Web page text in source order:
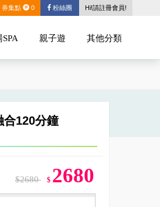
Hi!請註冊會員!
粉絲團
券集點 0
SPA 親子遊 其他分類
合120分鐘
$2680 $ 2680